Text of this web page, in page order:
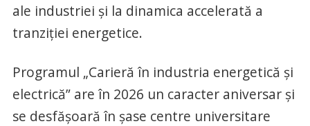
ale industriei și la dinamica accelerată a
tranziției energetice.
Programul „Carieră în industria energetică și
electrică” are în 2026 un caracter aniversar și
se desfășoară în șase centre universitare